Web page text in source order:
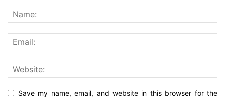
Save my name, email, and website in this browser for the